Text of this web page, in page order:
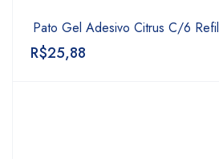
Pato Gel Adesivo Citrus C/6 Refil
R$25,88